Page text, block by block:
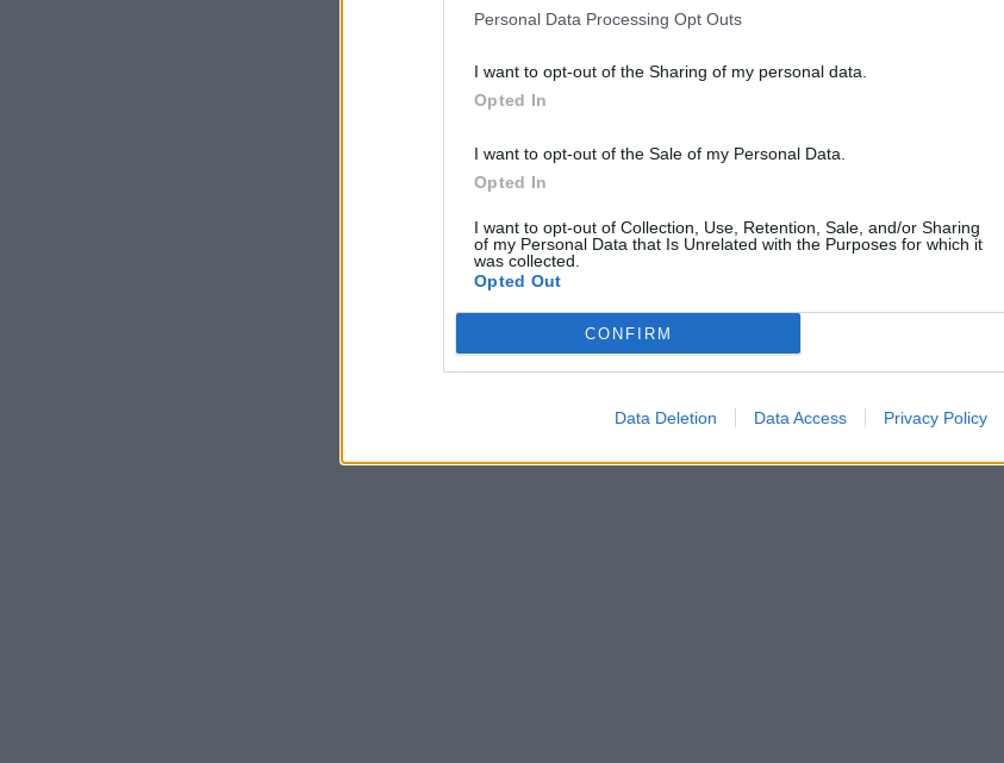
Personal Data Processing Opt Outs
I want to opt-out of the Sharing of my personal data.
Opted In
I want to opt-out of the Sale of my Personal Data.
Opted In
I want to opt-out of Collection, Use, Retention, Sale, and/or Sharing
of my Personal Data that Is Unrelated with the Purposes for which it
was collected.
Opted Out
CONFIRM
Data Deletion Data Access Privacy Policy